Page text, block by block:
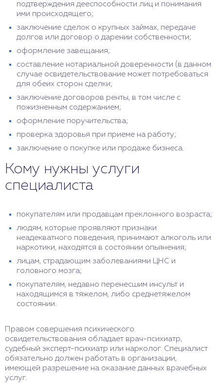
подтверждения дееспособности лиц и понимания
ими происходящего;
заключение сделок о крупных займах, передаче
долгов или договор о дарении собственности;
оформление завещания;
составление нотариальной доверенности (в данном
случае освидетельствование может потребоваться
для обеих сторон сделки;
заключение договоров ренты, в том числе с
пожизненным содержанием;
оформление поручительства;
проверка здоровья при приеме на работу;
заключение о покупке или продаже бизнеса.
Кому нужны услуги
специалиста
покупателям или продавцам преклонного возраста;
людям, которые проявляют признаки
неадекватного поведения, принимают алкоголь или
наркотики, находятся в состоянии опьянения;
лицам, страдающим заболеваниями ЦНС и
головного мозга;
покупателям, недавно перенесшим инсульт и
находящимся в тяжелом, либо среднетяжелом
состоянии.
Правом совершения психического
освидетельствования обладает врач-психиатр,
судебный эксперт-психиатр или нарколог. Специалист
обязательно должен работать в организации,
имеющей разрешение на оказание данных врачебных
услуг.